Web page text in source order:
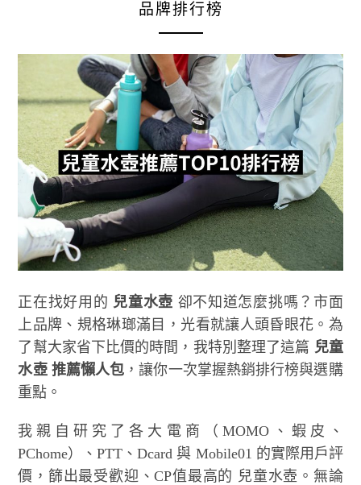
品牌排行榜
正在找好用的 兒童水壺 卻不知道怎麼挑嗎？市面
上品牌、規格琳瑯滿目，光看就讓人頭昏眼花。為
了幫大家省下比價的時間，我特別整理了這篇 兒童
水壺 推薦懶人包 ，讓你一次掌握熱銷排行榜與選購
重點。
我親自研究了各大電商（MOMO、蝦皮、
PChome）、PTT、Dcard 與 Mobile01 的實際用戶評
價，篩出最受歡迎、CP值最高的 兒童水壺。無論